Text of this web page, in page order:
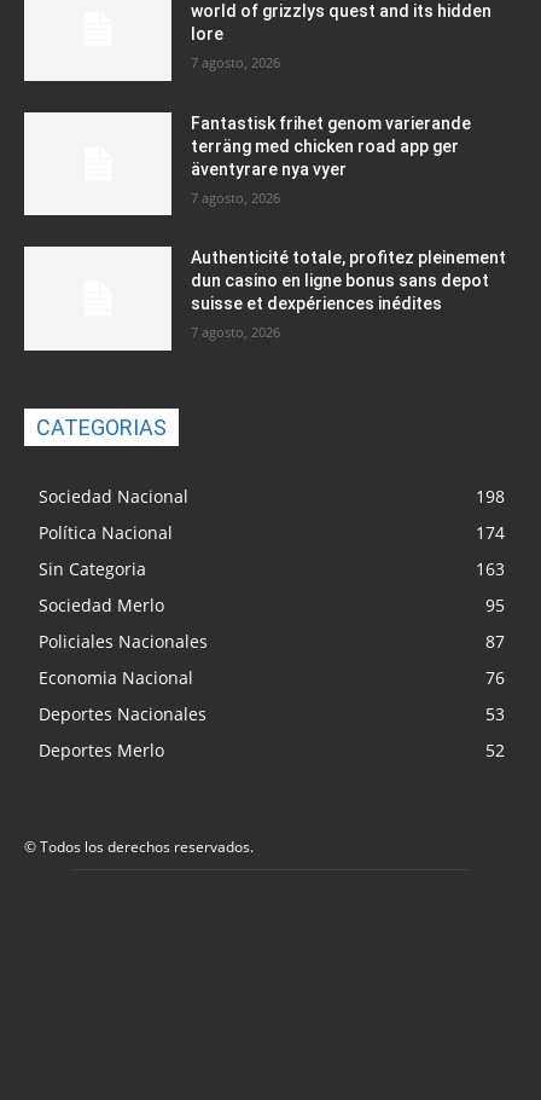
world of grizzlys quest and its hidden
lore
7 agosto, 2026
Fantastisk frihet genom varierande
terräng med chicken road app ger
äventyrare nya vyer
7 agosto, 2026
Authenticité totale, profitez pleinement
dun casino en ligne bonus sans depot
suisse et dexpériences inédites
7 agosto, 2026
CATEGORIAS
Sociedad Nacional
198
Política Nacional
174
Sin Categoria
163
Sociedad Merlo
95
Policiales Nacionales
87
Economia Nacional
76
Deportes Nacionales
53
Deportes Merlo
52
© Todos los derechos reservados.